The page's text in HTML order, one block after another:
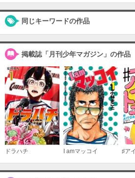
（１２）
必要ポイント：540
（１３）
必要ポイント：540
（１４）
必要ポイント： 540
同じキーワードの作品
掲載誌「月刊少年マガジン」の作品
ドラハチ I amマッコイ ♯ア